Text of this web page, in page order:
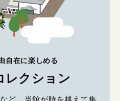
自在に楽しめる
レクション
ど、当館が時を越えて集